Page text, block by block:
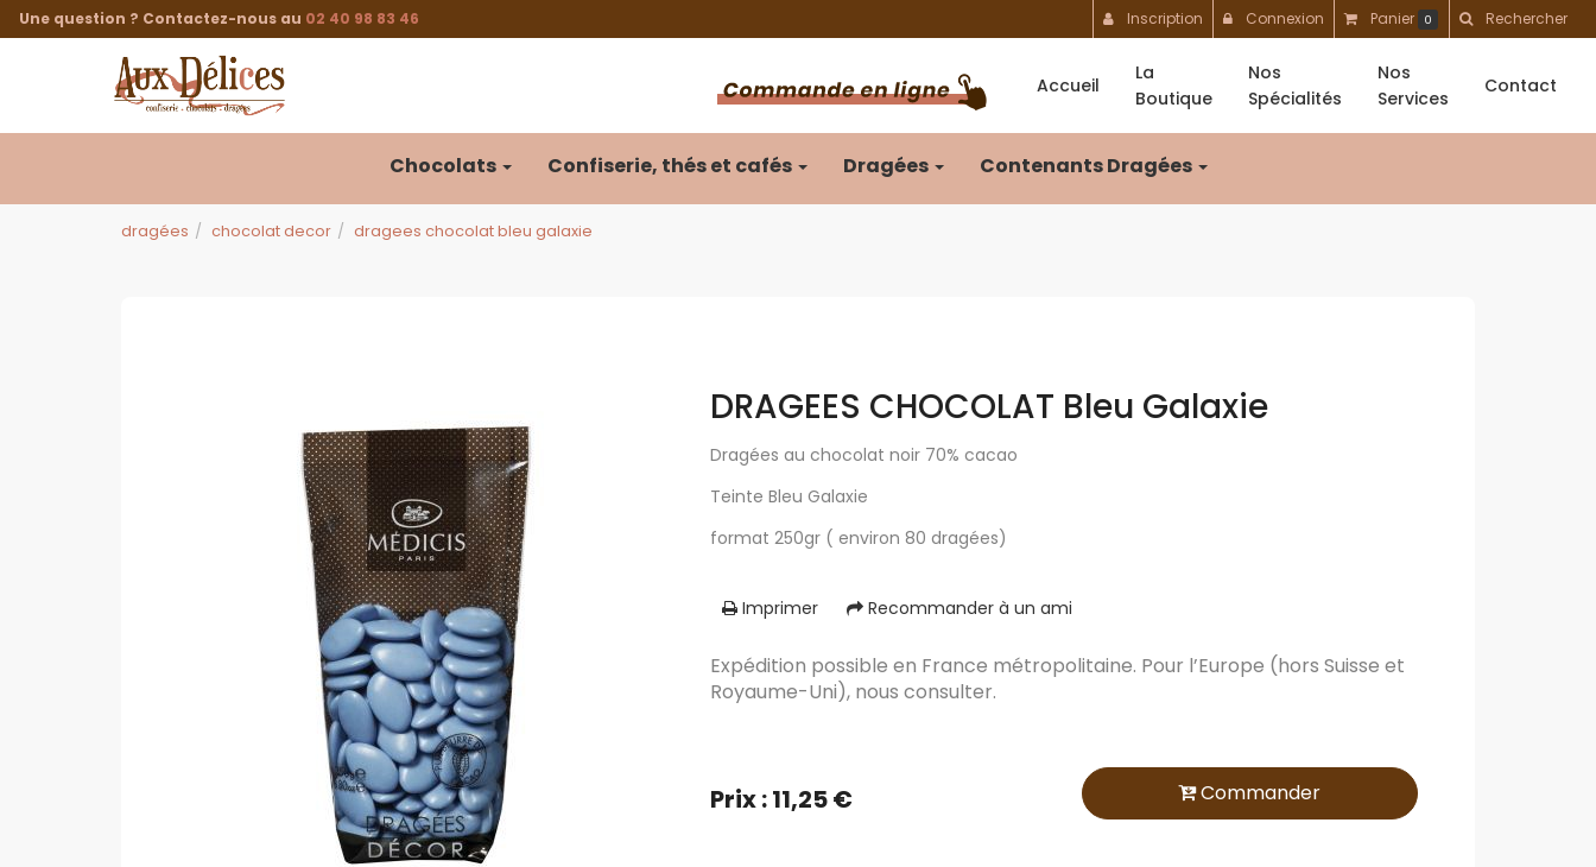
Accueil
La
Boutique
Nos
Spécialités
Nos
Services
Contact
Chocolats Confiserie, thés et cafés Dragées Contenants Dragées
dragées chocolat decor dragees chocolat bleu galaxie
DRAGEES CHOCOLAT Bleu Galaxie
Dragées au chocolat noir 70% cacao
Teinte Bleu Galaxie
format 250gr ( environ 80 dragées)
Imprimer Recommander à un ami
Expédition possible en France métropolitaine. Pour l’Europe (hors Suisse et
Royaume-Uni), nous consulter.
Prix : 11,25 € Commander
Une question ? Contactez-nous au 02 40 98 83 46 Inscription Connexion Panier 0 Rechercher
Panneau de gestion des cookies